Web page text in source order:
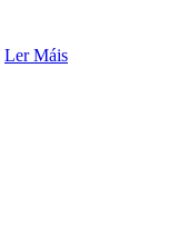
Ler Máis